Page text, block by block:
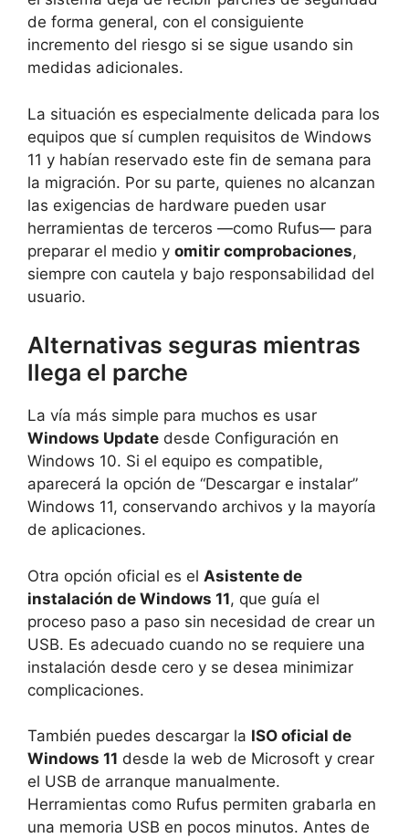
de forma general, con el consiguiente
incremento del riesgo si se sigue usando sin
medidas adicionales.
La situación es especialmente delicada para los
equipos que sí cumplen requisitos de Windows
11 y habían reservado este fin de semana para
la migración. Por su parte, quienes no alcanzan
las exigencias de hardware pueden usar
herramientas de terceros —como Rufus— para
preparar el medio y omitir comprobaciones,
siempre con cautela y bajo responsabilidad del
usuario.
Alternativas seguras mientras
llega el parche
La vía más simple para muchos es usar
Windows Update desde Configuración en
Windows 10. Si el equipo es compatible,
aparecerá la opción de “Descargar e instalar”
Windows 11, conservando archivos y la mayoría
de aplicaciones.
Otra opción oficial es el Asistente de
instalación de Windows 11, que guía el
proceso paso a paso sin necesidad de crear un
USB. Es adecuado cuando no se requiere una
instalación desde cero y se desea minimizar
complicaciones.
También puedes descargar la ISO oficial de
Windows 11 desde la web de Microsoft y crear
el USB de arranque manualmente.
Herramientas como Rufus permiten grabarla en
una memoria USB en pocos minutos. Antes de